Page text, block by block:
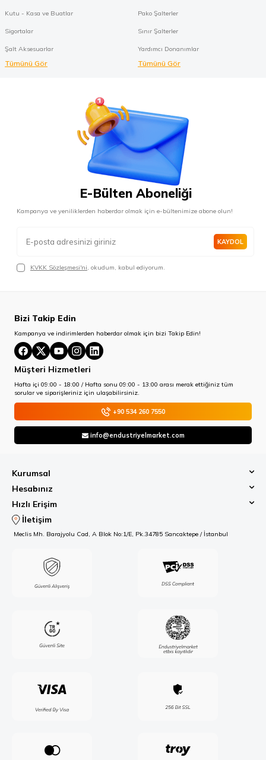
Kutu - Kasa ve Buatlar
Sigortalar
Şalt Aksesuarlar
Tümünü Gör
Pako Şalterler
Sınır Şalterler
Yardımcı Donanımlar
Tümünü Gör
E-Bülten Aboneliği
Kampanya ve yeniliklerden haberdar olmak için e-bültenimize abone olun!
KAYDOL
KVKK Sözleşmesi'ni, okudum, kabul ediyorum.
Bizi Takip Edin
Kampanya ve indirimlerden haberdar olmak için bizi Takip Edin!
Müşteri Hizmetleri
Hafta içi 09:00 - 18:00 / Hafta sonu 09:00 - 13:00 arası merak ettiğiniz tüm
sorular ve siparişleriniz için ulaşabilirsiniz.
+90 534 260 7550
info@endustriyelmarket.com
Kurumsal
Hesabınız
Hızlı Erişim
İletişim
Meclis Mh. Barajyolu Cad, A Blok No:1/E, Pk.34785 Sancaktepe / İstanbul